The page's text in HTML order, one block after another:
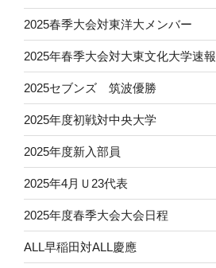
2025春季大会対東洋大メンバー
2025年春季大会対大東文化大学速報
2025セブンズ 筑波優勝
2025年度初戦対中央大学
2025年度新入部員
2025年4月Ｕ23代表
2025年度春季大会大会日程
ALL早稲田対ALL慶應